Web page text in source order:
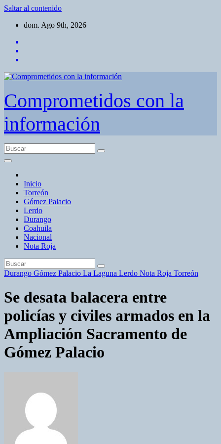
Saltar al contenido
dom. Ago 9th, 2026
Comprometidos con la
información
Inicio
Torreón
Gómez Palacio
Lerdo
Durango
Coahuila
Nacional
Nota Roja
Durango Gómez Palacio La Laguna Lerdo Nota Roja Torreón
Se desata balacera entre
policías y civiles armados en la
Ampliación Sacramento de
Gómez Palacio